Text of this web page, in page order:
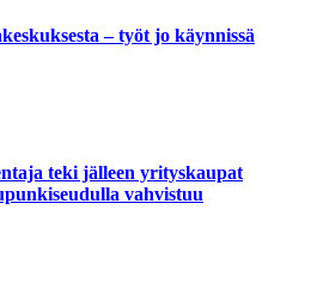
– työt jo käynnissä
teki jälleen yrityskaupat
vahvistuu